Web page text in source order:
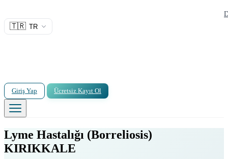
🇹🇷 TR
Giriş Yap Ücretsiz Kayıt Ol
Lyme Hastalığı (Borreliosis)
KIRIKKALE